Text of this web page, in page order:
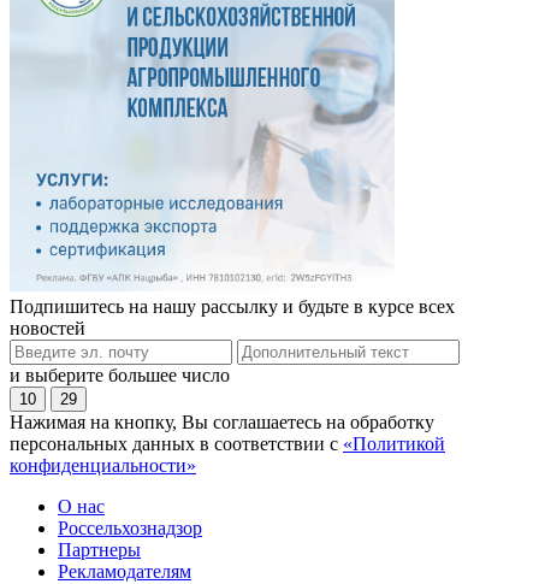
Подпишитесь на нашу рассылку и будьте в курсе всех
новостей
и выберите большее число
10 29
Нажимая на кнопку, Вы соглашаетесь на обработку
персональных данных в соответствии с «Политикой
конфиденциальности»
О нас
Россельхознадзор
Партнеры
Рекламодателям